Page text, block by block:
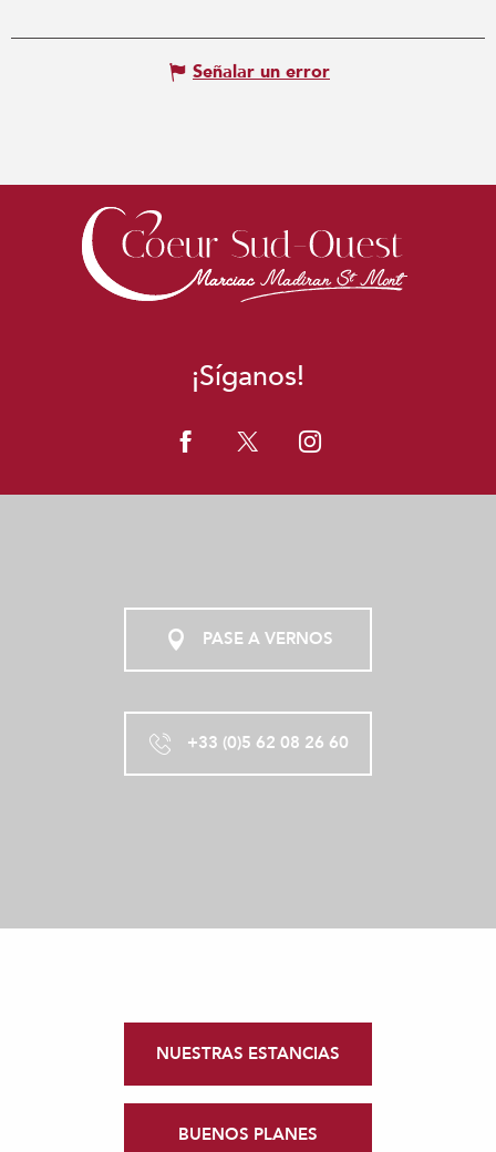
Señalar un error
¡Síganos!
PASE A VERNOS
+33 (0)5 62 08 26 60
NUESTRAS ESTANCIAS
BUENOS PLANES